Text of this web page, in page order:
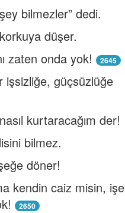
bilmezler” dedi.
düşer.
zaten onda yok!
2645
işsizliğe, güçsüzlüğe
kurtaracağım der!
bilmez.
döner!
kendin caiz misin, işe
2650